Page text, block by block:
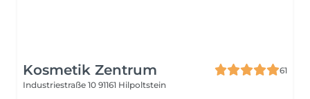
Kosmetik Zentrum
61
Industriestraße 10 91161 Hilpoltstein